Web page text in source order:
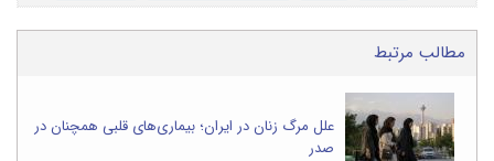
مطالب مرتبط
علل مرگ زنان در ایران؛ بیماری‌های قلبی همچنان در
صدر